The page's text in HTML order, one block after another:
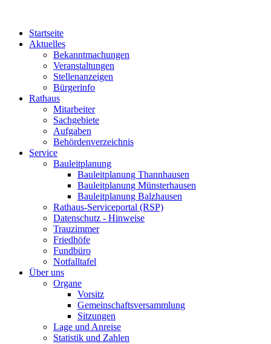
Startseite
Aktuelles
Bekanntmachungen
Veranstaltungen
Stellenanzeigen
Bürgerinfo
Rathaus
Mitarbeiter
Sachgebiete
Aufgaben
Behördenverzeichnis
Service
Bauleitplanung
Bauleitplanung Thannhausen
Bauleitplanung Münsterhausen
Bauleitplanung Balzhausen
Rathaus-Serviceportal (RSP)
Datenschutz - Hinweise
Trauzimmer
Friedhöfe
Fundbüro
Notfalltafel
Über uns
Organe
Vorsitz
Gemeinschaftsversammlung
Sitzungen
Lage und Anreise
Statistik und Zahlen